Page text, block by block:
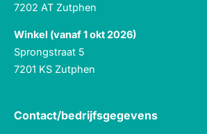
7202 AT Zutphen
Winkel (vanaf 1 okt 2026)
Sprongstraat 5
7201 KS Zutphen
Contact/bedrijfsgegevens